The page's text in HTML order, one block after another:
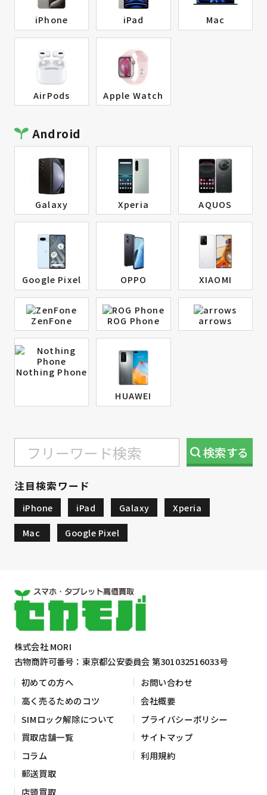
iPhone iPad Mac
AirPods Apple Watch
Android
Galaxy Xperia AQUOS
Google Pixel OPPO XIAOMI
ZenFone ROG Phone arrows
Nothing Phone
HUAWEI
検索する
注目検索ワード
iPhone iPad Galaxy Xperia
Mac Google Pixel
株式会社 MORI
古物商許可番号：東京都公安委員会 第301032516033号
初めての方へ
高く売るためのコツ
SIMロック解除について
買取店舗一覧
コラム
郵送買取
店頭買取
お問い合わせ
会社概要
プライバシーポリシー
サイトマップ
利用規約